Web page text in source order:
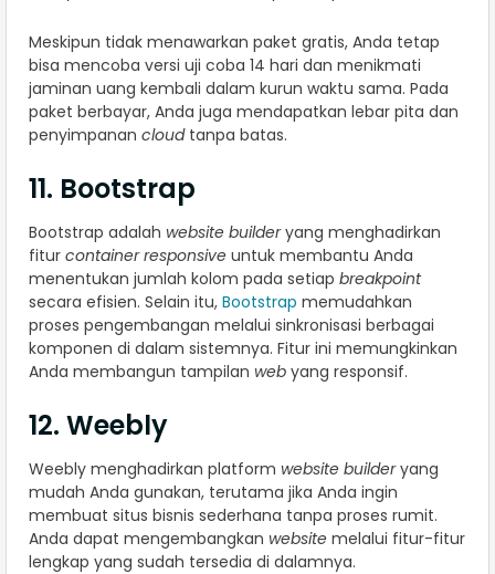
Meskipun tidak menawarkan paket gratis, Anda tetap
bisa mencoba versi uji coba 14 hari dan menikmati
jaminan uang kembali dalam kurun waktu sama. Pada
paket berbayar, Anda juga mendapatkan lebar pita dan
penyimpanan cloudtanpa batas.
11. Bootstrap
Bootstrap adalah website builderyang menghadirkan
fitur container responsive untuk membantu Anda
menentukan jumlah kolom pada setiap breakpoint
secara efisien. Selain itu, Bootstrap memudahkan
proses pengembangan melalui sinkronisasi berbagai
komponen di dalam sistemnya. Fitur ini memungkinkan
Anda membangun tampilan web yang responsif.
12. Weebly
Weebly menghadirkan platform website builderyang
mudah Anda gunakan, terutama jika Anda ingin
membuat situs bisnis sederhana tanpa proses rumit.
Anda dapat mengembangkan website melalui fitur-fitur
lengkap yang sudah tersedia di dalamnya.